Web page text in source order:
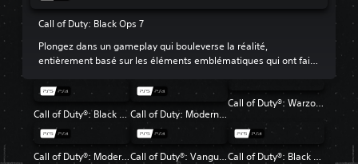
Call of Duty: Black Ops 7
Plongez dans un gameplay qui bouleverse la réalité,
entièrement basé sur les éléments emblématiques qui ont fait
Call of Duty®: Black Ops 6 Call of Duty: Modern Warfare III
Call of Duty®: Warzone™
Call of Duty®: Modern Warfare® II Call of Duty®: Vanguard Call of Duty®: Black Ops Cold War